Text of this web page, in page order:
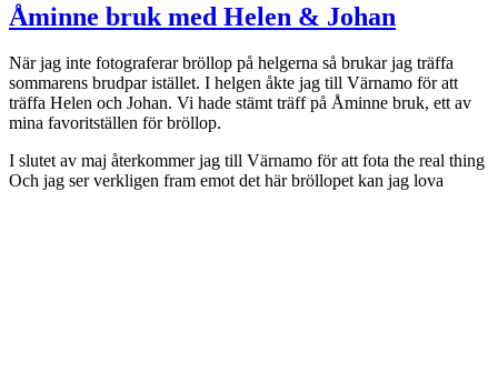
Åminne bruk med Helen & Johan
När jag inte fotograferar bröllop på helgerna så brukar jag träffa
sommarens brudpar istället. I helgen åkte jag till Värnamo för att
träffa Helen och Johan. Vi hade stämt träff på Åminne bruk, ett av
mina favoritställen för bröllop.
I slutet av maj återkommer jag till Värnamo för att fota the real thing
Och jag ser verkligen fram emot det här bröllopet kan jag lova